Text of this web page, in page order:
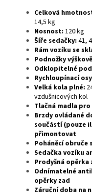
Celková
14,5 kg
Nosnost: 120 kg
Šíře sedačky: 41,
Rám vozíku se
Podnožky
Odklopitelné
Rychloupínací
Velká kola plné:
vzdušnicových kol
Tlačná madla
Brzdy ovládané
součástí (pouze
přimontovat
Poháněcí obruče
Sedačka vozíku
Prodyšná opěrka
Odnímatelné
opěrky zad
Záruční doba na